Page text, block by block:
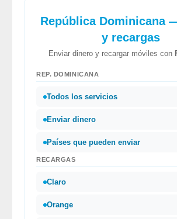
República Dominicana
y recargas
Enviar dinero y recargar móviles con
REP. DOMINICANA
Todos los servicios
Enviar dinero
Países que pueden enviar
RECARGAS
Claro
Orange